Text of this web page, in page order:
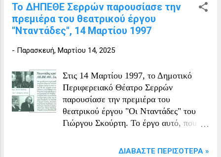
Το ΔΗΠΕΘΕ Σερρών παρουσίασε την
πρεμιέρα του θεατρικού έργου
"Νταντάδες", 14 Μαρτίου 1997
- Παρασκευή, Μαρτίου 14, 2025
Στις 14 Μαρτίου 1997, το Δημοτικό
Περιφερειακό Θέατρο Σερρών
παρουσίασε την πρεμιέρα του
θεατρικού έργου "Οι Νταντάδες" του
Γιώργου Σκούρτη. Το έργο αυτό, που
Θέατρο Τέχνης του Καρόλου Κουν,
ΔΙΑΒΆΣΤΕ ΠΕΡΙΣΌΤΕΡΑ »